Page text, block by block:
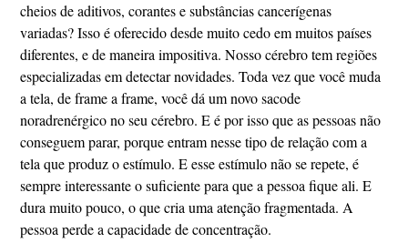
cheios de aditivos, corantes e substâncias cancerígenas
variadas? Isso é oferecido desde muito cedo em muitos países
diferentes, e de maneira impositiva. Nosso cérebro tem regiões
especializadas em detectar novidades. Toda vez que você muda
a tela, de frame a frame, você dá um novo sacode
noradrenérgico no seu cérebro. E é por isso que as pessoas não
conseguem parar, porque entram nesse tipo de relação com a
tela que produz o estímulo. E esse estímulo não se repete, é
sempre interessante o suficiente para que a pessoa fique ali. E
dura muito pouco, o que cria uma atenção fragmentada. A
pessoa perde a capacidade de concentração.